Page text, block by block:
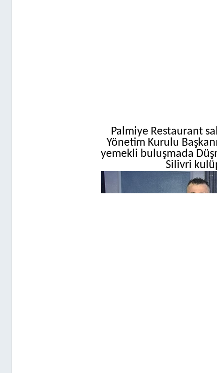
Palmiye Restaurant
Yönetim Kurulu
yemekli buluşmada
Silivri